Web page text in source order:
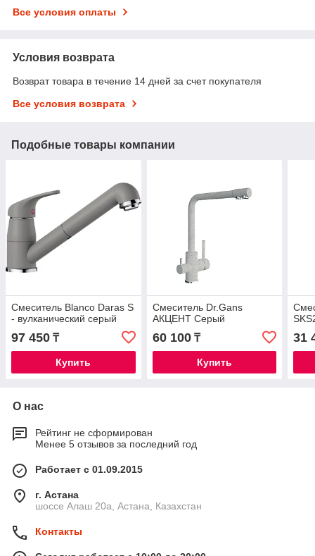
Все условия оплаты
Условия возврата
Возврат товара в течение 14 дней за счет покупателя
Все условия возврата
Подобные товары компании
Смеситель Blanco Daras S
- вулканический серый
97 450 ₸
Купить
Смеситель Dr.Gans
АКЦЕНТ Серый
60 100₸
Купить
31
О нас
Рейтинг не сформирован
Менее 5 отзывов за последний год
Работает с 01.09.2015
г. Астана
шоссе Алаш 20а, Астана, Казахстан
Контакты